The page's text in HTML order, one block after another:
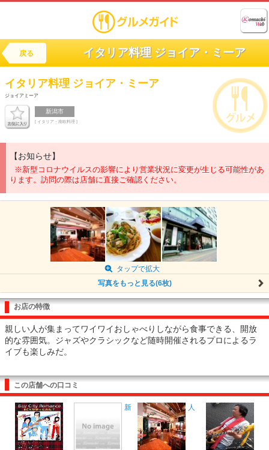
戻る イタリア料理 ジョイア・ミーア
イタリア料理 ジョイア・ミーア
ジョイアミーア
新潟市
[ イタリア・南欧料理 ]
【お知らせ】
※新型コロナウイルスの影響により営業状況に変更が生じる可能性があ
ります。訪問の際は店舗に直接ご確認ください。
タップで拡大
写真をもっと見る(6枚)
お店の特徴
親しい人が集まってワイワイおしゃべりしながら食事できる、開放
的な雰囲気。ジャズやクラシックなど随時開催されるプロによるラ
イブも楽しみだ。
この店舗への口コミ
新 人